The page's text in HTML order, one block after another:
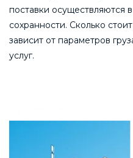
поставки осуществляются
сохранности. Сколько
зависит от параметров
услуг.